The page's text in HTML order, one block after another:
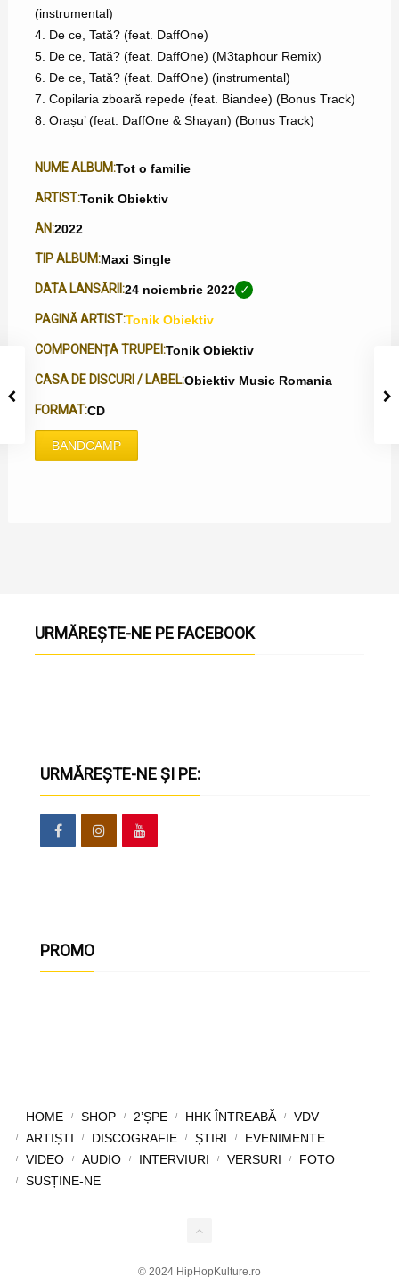
(instrumental)
4. De ce, Tată? (feat. DaffOne)
5. De ce, Tată? (feat. DaffOne) (M3taphour Remix)
6. De ce, Tată? (feat. DaffOne) (instrumental)
7. Copilaria zboară repede (feat. Biandee) (Bonus Track)
8. Orașu’ (feat. DaffOne & Shayan) (Bonus Track)
NUME ALBUM:Tot o familie
ARTIST:Tonik Obiektiv
AN:2022
TIP ALBUM:Maxi Single
DATA LANSĂRII:24 noiembrie 2022
PAGINĂ ARTIST:Tonik Obiektiv
COMPONENȚA TRUPEI:Tonik Obiektiv
CASA DE DISCURI / LABEL:Obiektiv Music Romania
FORMAT:CD
BANDCAMP
URMĂREȘTE-NE PE FACEBOOK
URMĂREȘTE-NE ȘI PE:
PROMO
© 2024 HipHopKulture.ro
HOME SHOP 2’ȘPE HHK ÎNTREABĂ
VDV
ARTIȘTI
DISCOGRAFIE ȘTIRI
EVENIMENTE
VIDEO
AUDIO INTERVIURI VERSURI
FOTO
SUSȚINE-NE